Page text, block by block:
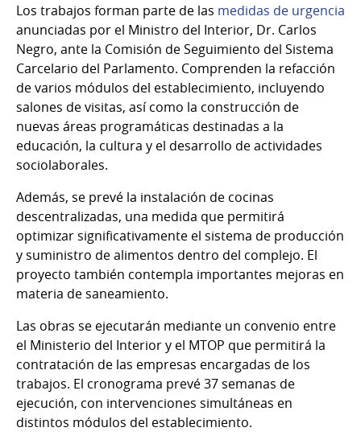
Los trabajos forman parte de las medidas de urgencia
anunciadas por el Ministro del Interior, Dr. Carlos
Negro, ante la Comisión de Seguimiento del Sistema
Carcelario del Parlamento. Comprenden la refacción
de varios módulos del establecimiento, incluyendo
salones de visitas, así como la construcción de
nuevas áreas programáticas destinadas a la
educación, la cultura y el desarrollo de actividades
sociolaborales.
Además, se prevé la instalación de cocinas
descentralizadas, una medida que permitirá
optimizar significativamente el sistema de producción
y suministro de alimentos dentro del complejo. El
proyecto también contempla importantes mejoras en
materia de saneamiento.
Las obras se ejecutarán mediante un convenio entre
el Ministerio del Interior y el MTOP que permitirá la
contratación de las empresas encargadas de los
trabajos. El cronograma prevé 37 semanas de
ejecución, con intervenciones simultáneas en
distintos módulos del establecimiento.